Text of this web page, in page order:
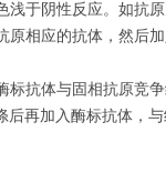
浅于阴性反应。如抗
原相应的抗体，然后
酶标抗体与固相抗原
再加入酶标抗体，